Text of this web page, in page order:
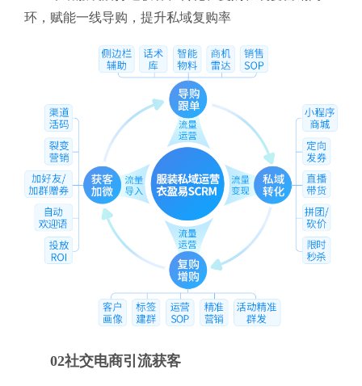
环，赋能一线导购，提升私域复购率
02社交电商引流获客